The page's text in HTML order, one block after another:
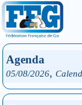
Agenda
05/08/2026,